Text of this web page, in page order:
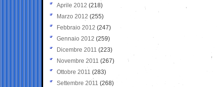
Aprile 2012 (218)
Marzo 2012 (255)
Febbraio 2012 (247)
Gennaio 2012 (259)
Dicembre 2011 (223)
Novembre 2011 (267)
Ottobre 2011 (283)
Settembre 2011 (268)